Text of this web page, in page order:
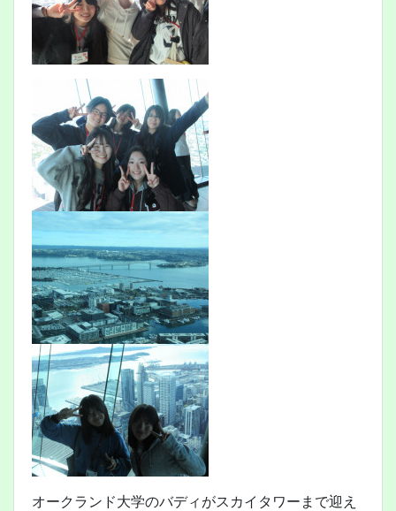
オークランド大学のバディがスカイタワーまで迎え